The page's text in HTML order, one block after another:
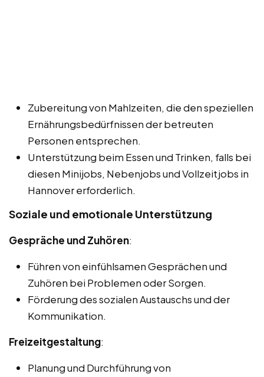
Zubereitung von Mahlzeiten, die den speziellen
Ernährungsbedürfnissen der betreuten
Personen entsprechen.
Unterstützung beim Essen und Trinken, falls bei
diesen Minijobs, Nebenjobs und Vollzeitjobs in
Hannover erforderlich.
Soziale und emotionale Unterstützung
Gespräche und Zuhören:
Führen von einfühlsamen Gesprächen und
Zuhören bei Problemen oder Sorgen.
Förderung des sozialen Austauschs und der
Kommunikation.
Freizeitgestaltung:
Planung und Durchführung von